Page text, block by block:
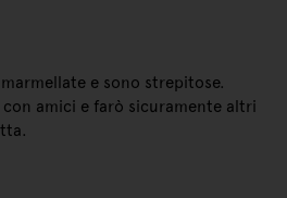
e sono strepitose.
amici e farò sicuramente altri